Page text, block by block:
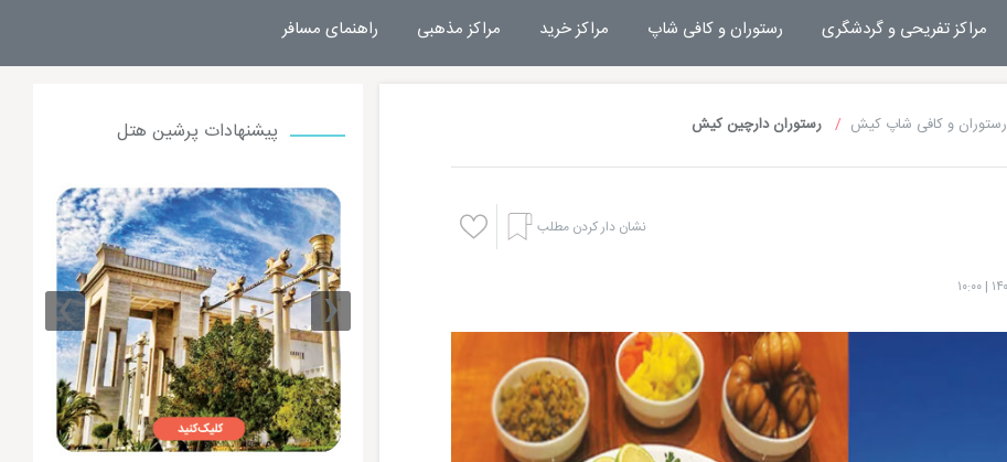
مراکز تفریحی و گردشگری رستوران و کافی شاپ مراکز خرید مراکز مذهبی راهنمای مسافر
رستوران و کافی شاپ کیش رستوران دارچین کیش
نشان دار کردن مطلب
پیشنهادات پرشین هتل
‹
›